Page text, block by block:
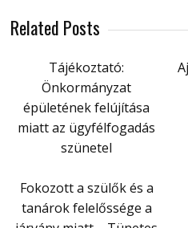
Related Posts
Tájékoztató:
Önkormányzat
épületének felújítása
miatt az ügyfélfogadás
szünetel
Fokozott a szülők és a
tanárok felelőssége a